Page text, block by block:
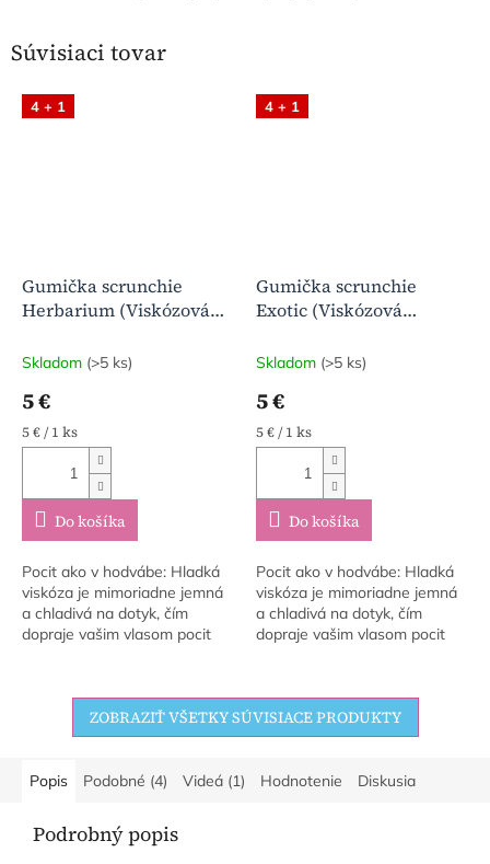
Súvisiaci tovar
4 + 1
Gumička scrunchie
Herbarium (Viskózová
Skladom (>5 ks)
5 €
Jednotková
cena:
5 € / 1 ks
Do košíka
Pocit ako v hodvábe: Hladká
viskóza je mimoriadne jemná
a chladivá na dotyk, čím
dopraje vašim vlasom pocit
Vďaka...
4 + 1
Gumička scrunchie
Exotic (Viskózová
Skladom (>5 ks)
5 €
Jednotková
cena:
5 € / 1 ks
Do košíka
Pocit ako v hodvábe: Hladká
viskóza je mimoriadne jemná
a chladivá na dotyk, čím
dopraje vašim vlasom pocit
Vďaka...
ZOBRAZIŤ VŠETKY SÚVISIACE PRODUKTY
Popis Podobné (4) Videá (1) Hodnotenie Diskusia
Podrobný popis